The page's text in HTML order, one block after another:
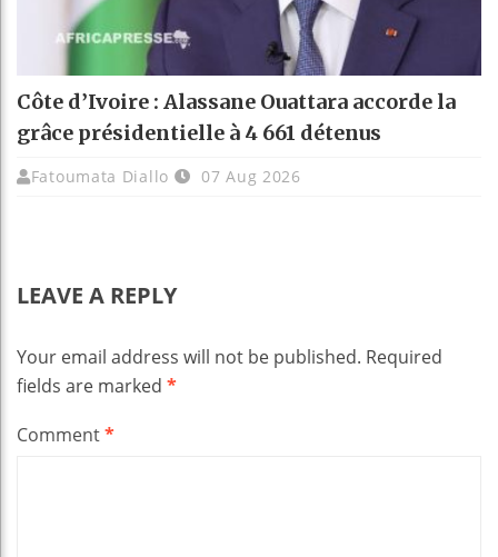
Côte d’Ivoire : Alassane Ouattara accorde la
grâce présidentielle à 4 661 détenus
Fatoumata Diallo 07 Aug 2026
LEAVE A REPLY
Your email address will not be published. Required
fields are marked *
Comment*